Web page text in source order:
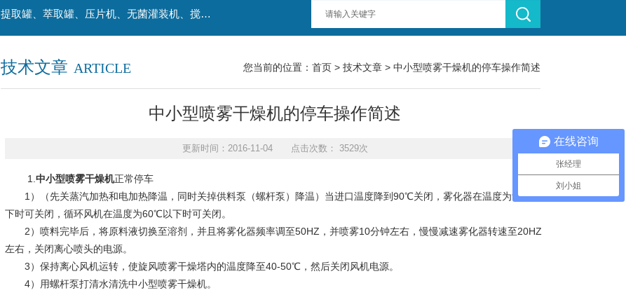
主营产品：喷雾干燥机、提取浓缩机组、杀菌机、提取罐、萃取罐、压片机、无菌灌装机、搅拌罐、发酵罐、等罐类。
技术文章 ARTICLE 您当前的位置： 首页 > 技术文章 > 中小型喷雾干燥机的停车操作简述
中小型喷雾干燥机的停车操作简述
更新时间：2016-11-04 点击次数： 3529次
1. 中小型喷雾干燥机正常停车
1）（先关蒸汽加热和电加热降温，同时关掉供料泵（螺杆泵）降温）当进口温度降到90℃关闭，雾化器在温度为90℃以
下时可关闭，循环风机在温度为60℃以下时可关闭。
2）喷料完毕后，将原料液切换至溶剂，并且将雾化器频率调至50HZ，并喷雾10分钟左右，慢慢减速雾化器转速至20HZ
左右，关闭离心喷头的电源。
3）保持离心风机运转，使旋风喷雾干燥塔内的温度降至40-50℃，然后关闭风机电源。
4）用螺杆泵打清水清洗中小型喷雾干燥机。
在线咨询
张经理
刘小姐